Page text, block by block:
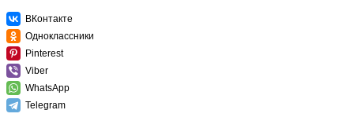
ВКонтакте
Одноклассники
Pinterest
Viber
WhatsApp
Telegram